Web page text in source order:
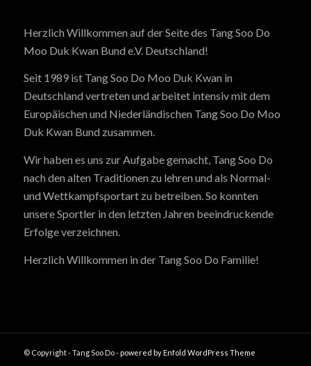
Herzlich Willkommen auf der Seite des Tang Soo Do
Moo Duk Kwan Bund e.V. Deutschland!
Seit 1989 ist Tang Soo Do Moo Duk Kwan in
Deutschland vertreten und arbeitet intensiv mit dem
Europäischen und Niederländischen Tang Soo Do Moo
Duk Kwan Bund zusammen.
Wir haben es uns zur Aufgabe gemacht, Tang Soo Do
nach den alten Traditionen zu lehren und als Normal-
und Wettkampfsportart zu betreiben. So konnten
unsere Sportler in den letzten Jahren beeindruckende
Erfolge verzeichnen.
Herzlich Willkommen in der Tang Soo Do Familie!
© Copyright - Tang Soo Do -powered by Enfold WordPress Theme